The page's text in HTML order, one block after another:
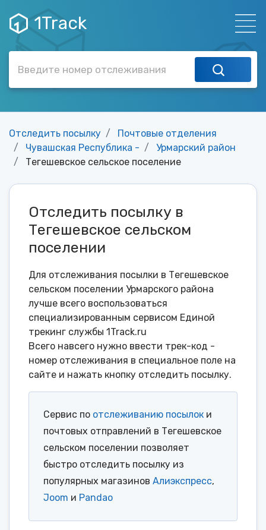
1Track
Отследить посылку
Почтовые отделения
Чувашская Республика -
Урмарский район
Тегешевское сельское поселение
Отследить посылку в
Тегешевское сельском
поселении
Для отслеживания посылки в Тегешевское
сельском поселении Урмарского района
лучше всего воспользоваться
специализированным сервисом Единой
трекинг службы 1Track.ru
Всего навсего нужно ввести трек-код -
номер отслеживания в специальное поле на
сайте и нажать кнопку отследить посылку.
Сервис по отслеживанию посылок и
почтовых отправлений в Тегешевское
сельском поселении позволяет
быстро отследить посылку из
популярных магазинов Алиэкспресс,
Joom и Pandao